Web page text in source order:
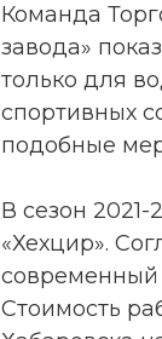
Команда
завода»
только для
спортивных
подобные
В сезон
«Хехцир».
современный
Стоимость